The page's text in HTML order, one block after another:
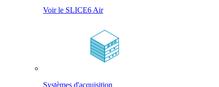
Voir le SLICE6 Air
Systèmes d'acquisition